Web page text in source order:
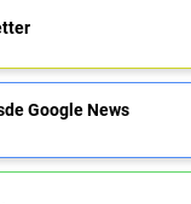
Google News